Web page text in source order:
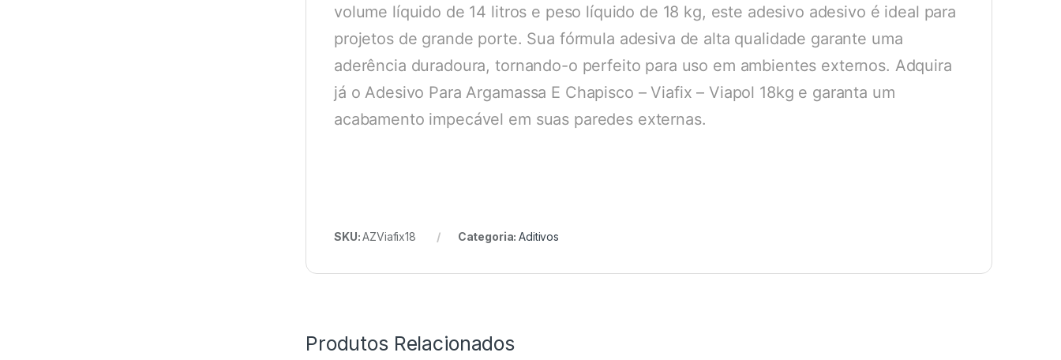
volume líquido de 14 litros e peso líquido de 18 kg, este adesivo adesivo é ideal para
projetos de grande porte. Sua fórmula adesiva de alta qualidade garante uma
aderência duradoura, tornando-o perfeito para uso em ambientes externos. Adquira
já o Adesivo Para Argamassa E Chapisco – Viafix – Viapol 18kg e garanta um
acabamento impecável em suas paredes externas.
SKU:AZViafix18 Categoria:Aditivos
Produtos Relacionados